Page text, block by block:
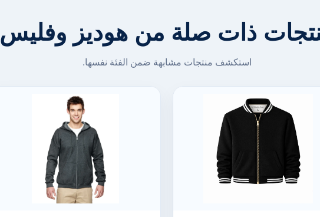
ذات صلة من هوديز وفليس
استكشف منتجات مشابهة ضمن الفئة نفسها.